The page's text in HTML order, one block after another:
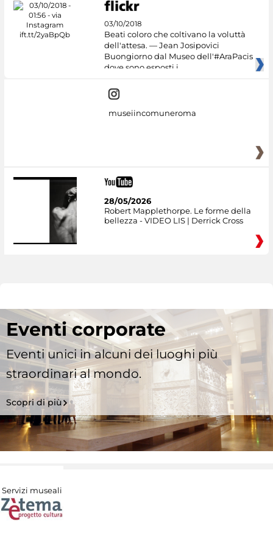
03/10/2018
Beati coloro che coltivano la voluttà
dell'attesa. — Jean Josipovici
Buongiorno dal Museo dell'#AraPacis
dove sono esposti i
museiincomuneroma
28/05/2026
Robert Mapplethorpe. Le forme della
bellezza - VIDEO LIS | Derrick Cross
Eventi corporate
Eventi unici in alcuni dei luoghi più
straordinari al mondo.
Scopri di più
Servizi museali